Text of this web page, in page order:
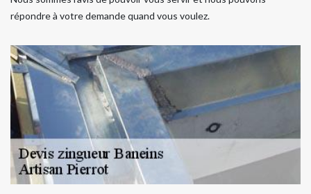
répondre à votre demande quand vous voulez.